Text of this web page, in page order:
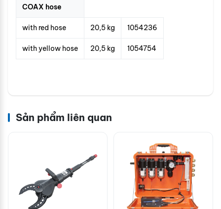
COAX hose
with red hose 20,5 kg 1054236
with yellow hose 20,5 kg 1054754
Sản phẩm liên quan